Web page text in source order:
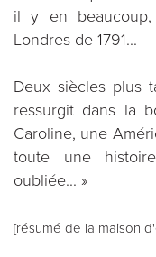
il y en
Londres de 1791...
Deux siècles plus
ressurgit dans la
Caroline, une
toute une
oubliée... »
[résumé de la maison